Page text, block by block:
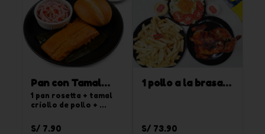
Pan con Tamal
criollo + café
1 pan rosetta + tamal
criollo de pollo +
pasado
S/ 7.90
1 pollo a la brasa +
gaseosa Inca Kola
S/ 73.90